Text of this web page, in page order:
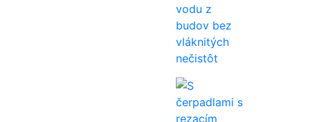
vodu z
budov bez
vláknitých
nečistôt